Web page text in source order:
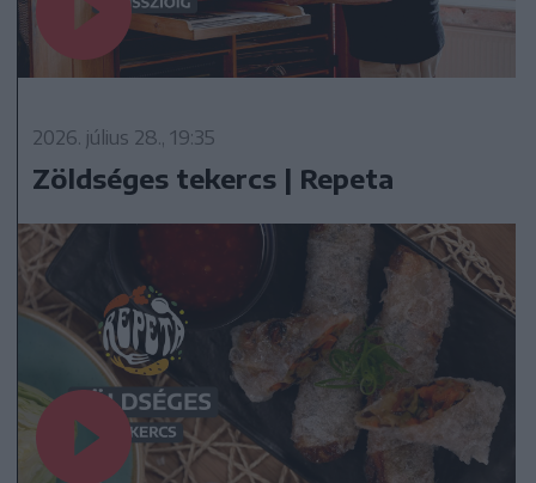
2026. július 28., 19:35
Zöldséges tekercs | Repeta